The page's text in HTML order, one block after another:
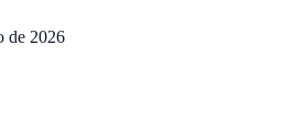
de 2026